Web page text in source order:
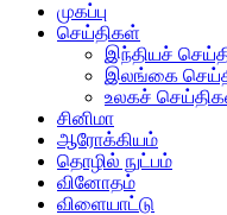
முகப்பு
செய்திகள்
இந்தியச்
இலங்கை
உலகச்
சினிமா
ஆரோக்கியம்
தொழில் நுட்பம்
வினோதம்
விளையாட்டு